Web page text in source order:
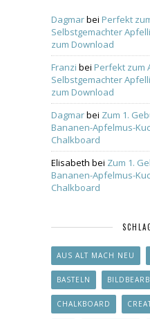
Dagmarbei Perfekt
Selbstgemachter
zum Download
Franzi bei Perfekt zum
Selbstgemachter
zum Download
Dagmarbei Zum 1.
Bananen-Apfelmus-
Chalkboard
Elisabeth bei Zum 1.
Bananen-Apfelmus-
Chalkboard
AUS ALT MACH NEU
BASTELN
CHALKBOARD